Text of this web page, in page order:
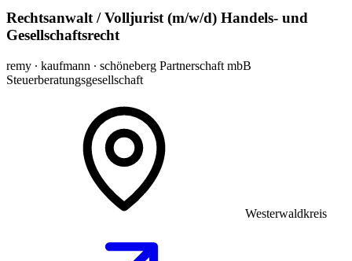
Rechtsanwalt / Volljurist (m/w/d) Handels- und
Gesellschaftsrecht
remy ∙ kaufmann ∙ schöneberg Partnerschaft mbB
Steuerberatungsgesellschaft
Westerwaldkreis